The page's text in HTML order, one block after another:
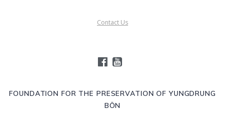
FOUNDATION FOR THE PRESERVATION OF YUNGDRUNG
BÖN
Contact Us